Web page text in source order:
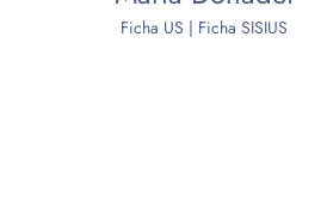
Ficha US | Ficha SISIUS